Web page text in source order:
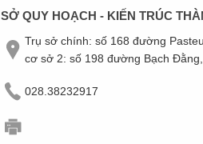
SỞ QUY HOẠCH - KIẾN TRÚC
Trụ sở chính: số 168 đường
cơ sở 2: số 198 đường Bạch
028.38232917